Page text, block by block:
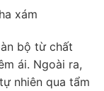
xám
bộ từ chất
ái. Ngoài ra,
nhiên qua tẩm